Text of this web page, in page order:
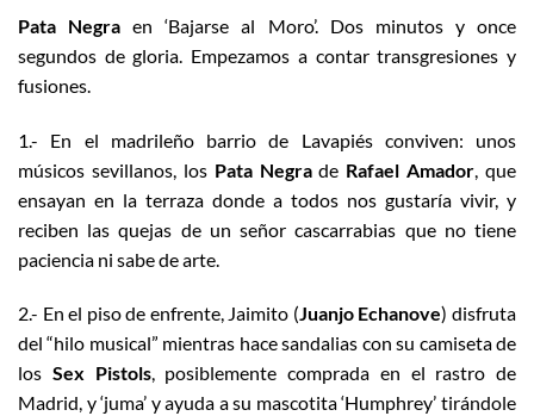
Pata Negra en ‘Bajarse al Moro’. Dos minutos y once
segundos de gloria. Empezamos a contar transgresiones y
fusiones.
1.- En el madrileño barrio de Lavapiés conviven: unos
músicos sevillanos, losPata Negrade Rafael Amador , que
ensayan en la terraza donde a todos nos gustaría vivir, y
reciben las quejas de un señor cascarrabias que no tiene
paciencia ni sabe de arte.
2.- En el piso de enfrente, Jaimito (Juanjo Echanove) disfruta
del “hilo musical” mientras hace sandalias con su camiseta de
los Sex Pistols, posiblemente comprada en el rastro de
Madrid, y ‘juma’ y ayuda a su mascotita ‘Humphrey’ tirándole